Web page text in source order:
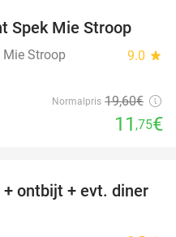
Spek Mie Stroop
Mie Stroop 9.0 star
Normalpris 19,60€
11 ,75€
51%
ontbijt + evt. diner